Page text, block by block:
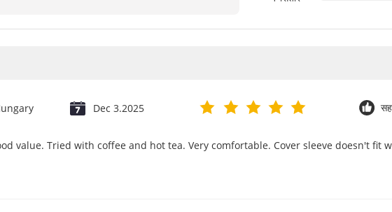
Dec 3.2025
value. Tried with coffee and hot tea. Very comfortable. Cover sleeve doesn't fit